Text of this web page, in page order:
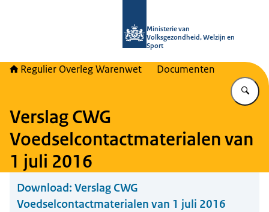
Ministerie van
Volksgezondheid, Welzijn en
Sport
Regulier Overleg Warenwet Documenten
Verslag CWG
Voedselcontactmaterialen van
1 juli 2016
Download: Verslag CWG
Voedselcontactmaterialen van 1 juli 2016